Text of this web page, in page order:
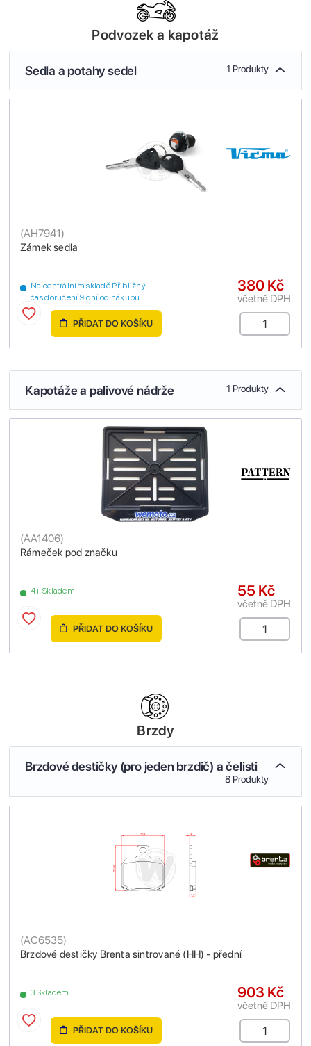
Podvozek a kapotáž
Sedla a potahy sedel 1 Produkty
Zámek sedla
(AH7941)
Na centrálním skladě Přibližný
čas doručení 9 dní od nákupu
380 Kč
včetně DPH
PŘIDAT DO KOŠÍKU
Kapotáže a palivové nádrže 1 Produkty
Rámeček pod značku
(AA1406)
4+ Skladem 55 Kč
včetně DPH
PŘIDAT DO KOŠÍKU
Brzdy
Brzdové destičky (pro jeden brzdič) a čelisti
8 Produkty
Brzdové destičky Brenta sintrované (HH) - přední
(AC6535)
3 Skladem 903 Kč
včetně DPH
PŘIDAT DO KOŠÍKU